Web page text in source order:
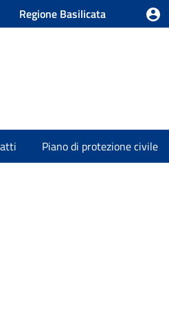
Regione Basilicata
Piano di protezione civile